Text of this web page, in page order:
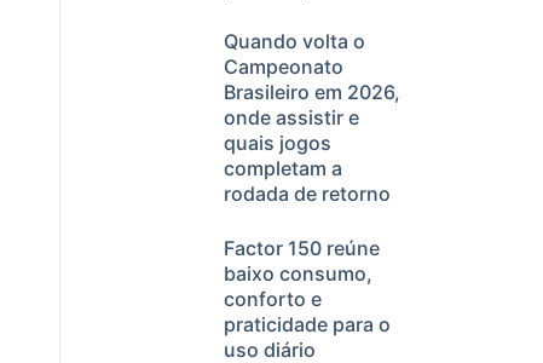
Quando volta o
Campeonato
Brasileiro em 2026,
onde assistir e
quais jogos
completam a
rodada de retorno
Factor 150 reúne
baixo consumo,
conforto e
praticidade para o
uso diário